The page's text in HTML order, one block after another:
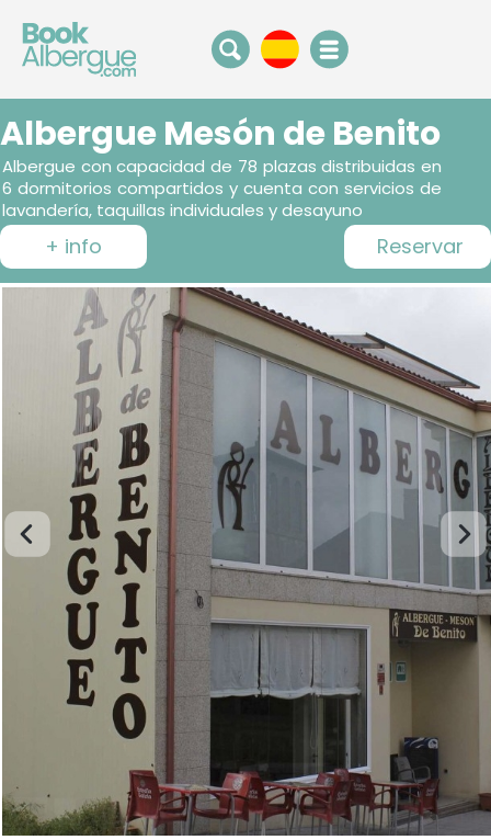
Albergue Mesón de Benito
Albergue con capacidad de 78 plazas distribuidas en
6 dormitorios compartidos y cuenta con servicios de
lavandería, taquillas individuales y desayuno
+ info Reservar